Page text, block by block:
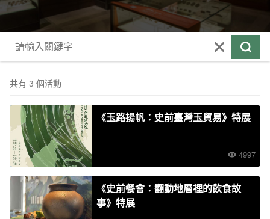
塊
共有 3 個活動
《玉路揚帆：史前臺灣玉貿易》特展
4997
《史前餐會：翻動地層裡的飲食故
事》特展